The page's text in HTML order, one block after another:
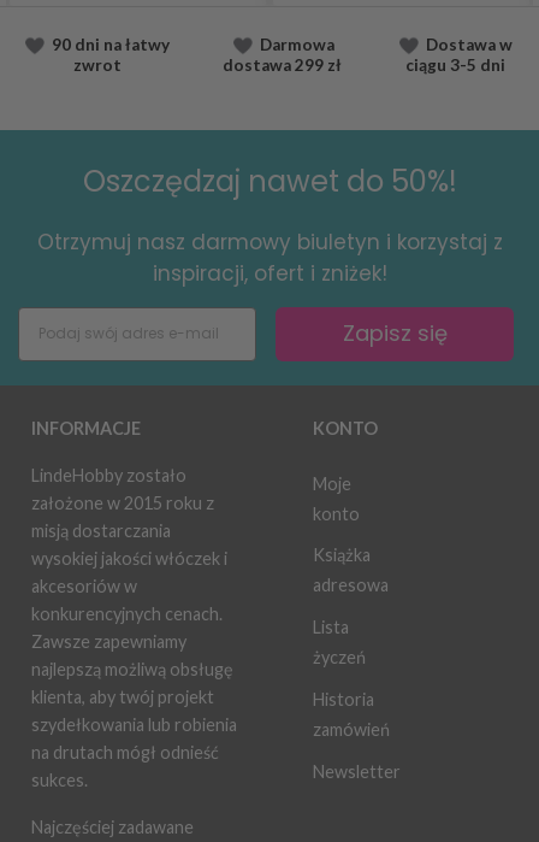
90 dni na łatwy
zwrot
Darmowa
dostawa299 zł
Dostawaw
ciągu 3-5 dni
Oszczędzaj nawet do 50%!
Otrzymuj nasz darmowy biuletyn i korzystaj z
inspiracji, ofert i zniżek!
Zapisz się
INFORMACJE
LindeHobby zostało
założone w 2015 roku z
misją dostarczania
wysokiej jakości włóczek i
akcesoriów w
konkurencyjnych cenach.
Zawsze zapewniamy
najlepszą możliwą obsługę
klienta, aby twój projekt
szydełkowania lub robienia
na drutach mógł odnieść
sukces.
Najczęściej zadawane
KONTO
Moje
konto
Książka
adresowa
Lista
życzeń
Historia
zamówień
Newsletter